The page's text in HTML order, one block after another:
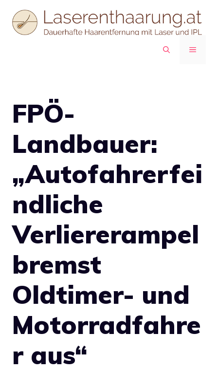
Inhalt
springen
MENÜ
FPÖ-
Landbauer:
„Autofahrerfei
ndliche
Verliererampel
bremst
Oldtimer- und
Motorradfahre
r aus“